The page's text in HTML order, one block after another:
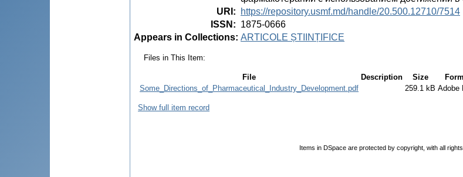
URI :
https://repository.usmf.md/handle/20.500.12710/7514
ISSN : 1875-0666
Appears in Collections: ARTICOLE ȘTIINȚIFICE
Files in This Item:
File Description Size
Some_Directions_of_Pharmaceutical_Industry_Development.pdf
259.1 kB Adobe
Show full item record
Items in DSpace are protected by copyright, with all